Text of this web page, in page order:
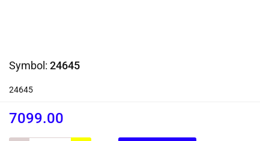
Symbol: 24645
24645
7099.00